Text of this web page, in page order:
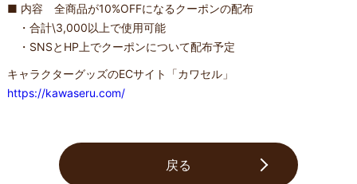
■ 内容 全商品が10%OFFになるクーポンの配布
・合計\3,000以上で使用可能
・SNSとHP上でクーポンについて配布予定
キャラクターグッズのECサイト「カワセル」
https://kawaseru.com/
戻る